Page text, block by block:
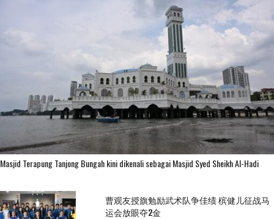
Masjid Terapung Tanjong Bungah kini dikenali sebagai Masjid Syed Sheikh Al-Hadi
曹观友授旗勉励武术队争佳绩 槟健儿征战马
运会放眼夺2金